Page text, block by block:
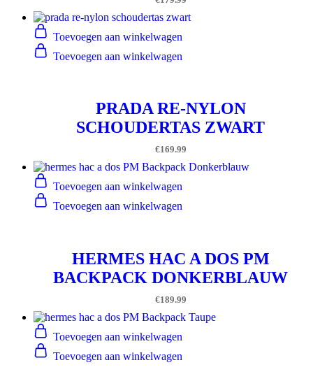
Toevoegen aan winkelwagen
Toevoegen aan winkelwagen
PRADA RE-NYLON
SCHOUDERTAS ZWART
€169.99
Toevoegen aan winkelwagen
Toevoegen aan winkelwagen
HERMES HAC A DOS PM
BACKPACK DONKERBLAUW
€189.99
Toevoegen aan winkelwagen
Toevoegen aan winkelwagen